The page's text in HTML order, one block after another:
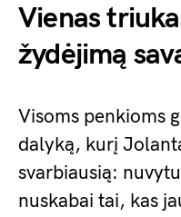
Vienas
žydėjimą
Visoms penkioms
dalyką, kurį
svarbiausią:
nuskabai tai, kas